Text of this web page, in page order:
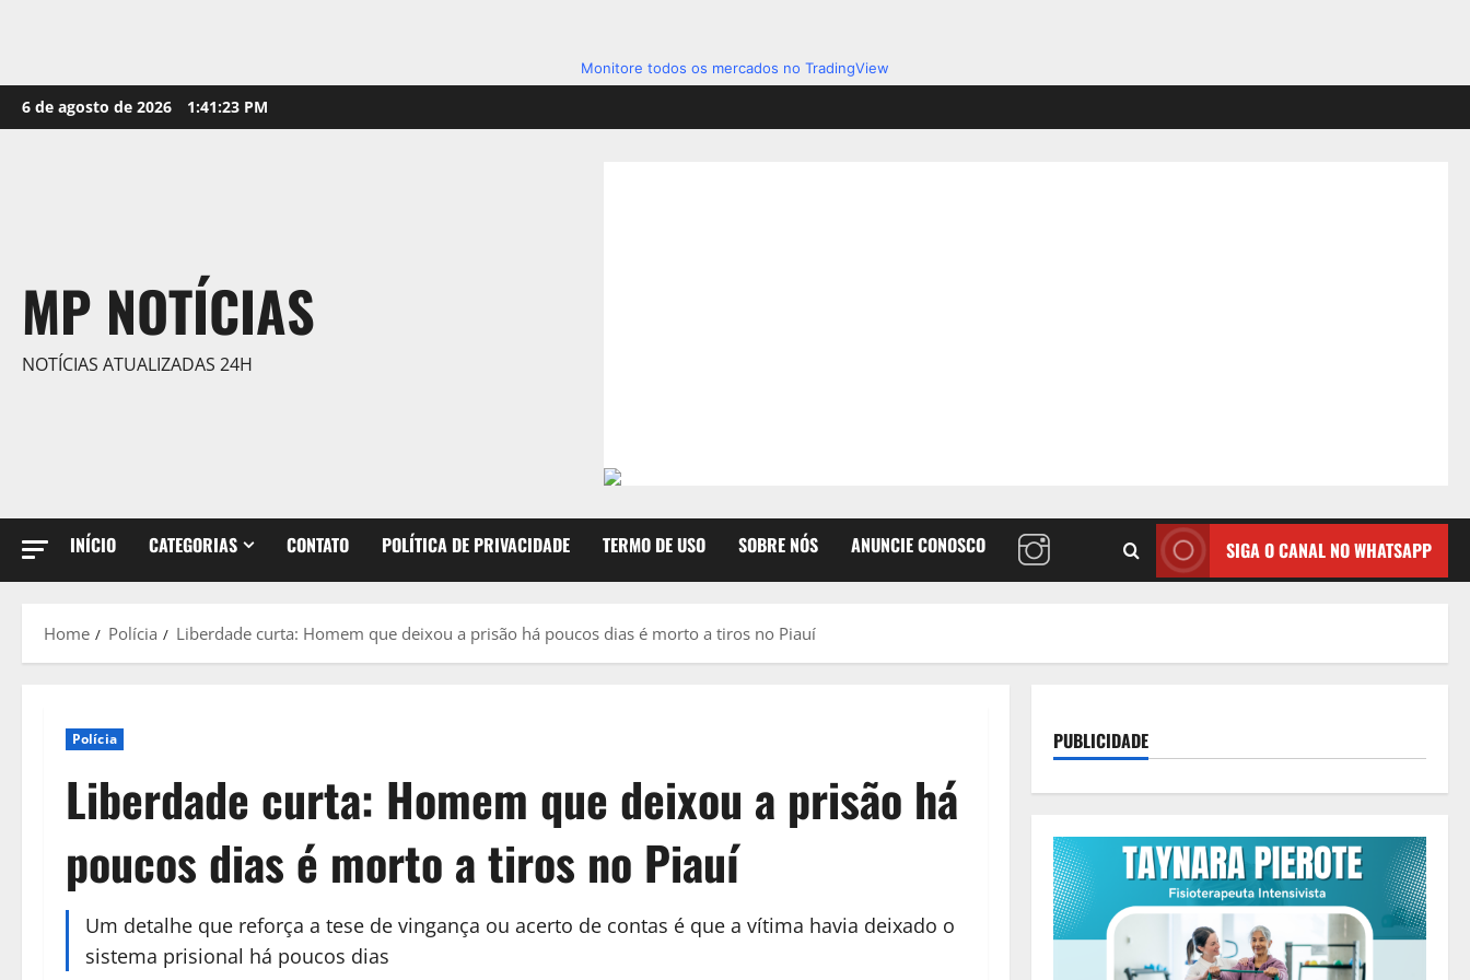
Monitore todos os mercados no TradingView
Skip
to
6 de agosto de 2026 1:41:25 PM
MP NOTÍCIAS
NOTÍCIAS ATUALIZADAS 24H
INÍCIO CATEGORIAS CONTATO POLÍTICA DE PRIVACIDADE TERMO DE USO SOBRE NÓS ANUNCIE CONOSCO SIGA O CANAL NO WHATSAPP
Home Polícia Liberdade curta: Homem que deixou a prisão há poucos dias é morto a tiros no Piauí
Polícia
Liberdade curta: Homem que deixou a prisão há
poucos dias é morto a tiros no Piauí
Um detalhe que reforça a tese de vingança ou acerto de contas é que a vítima havia deixado o
sistema prisional há poucos dias
PUBLICIDADE